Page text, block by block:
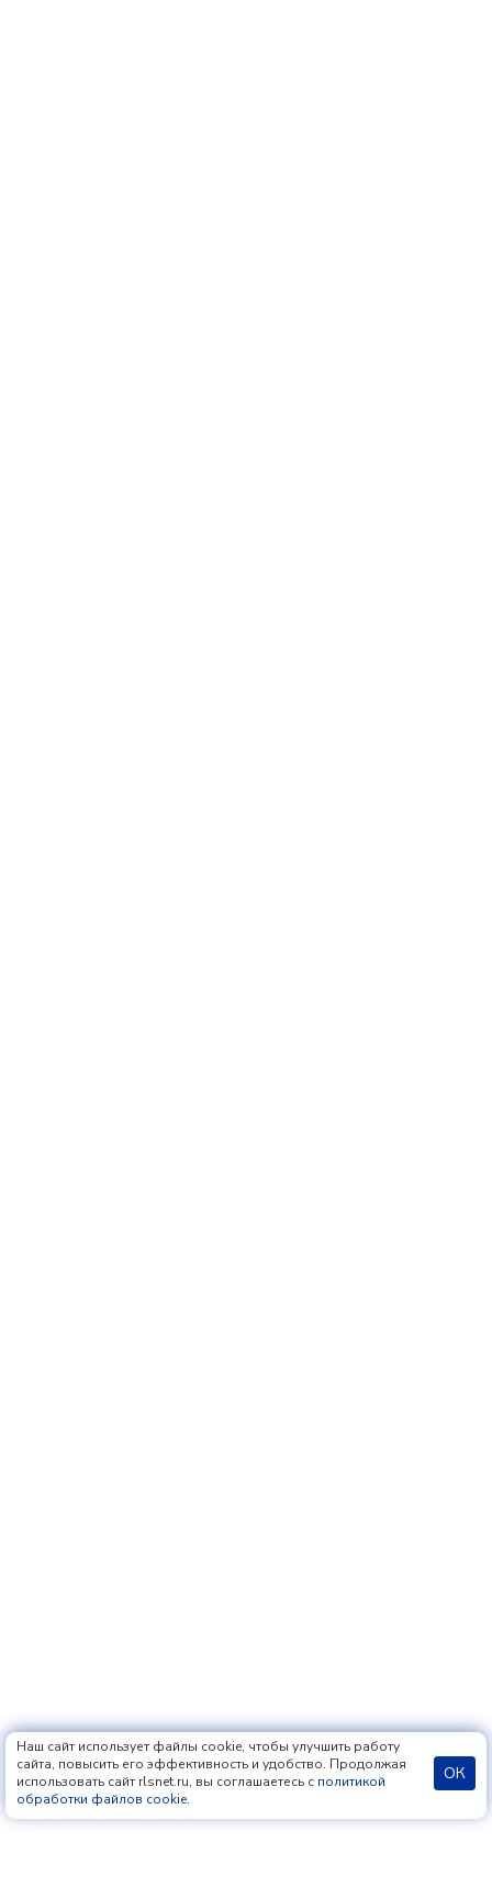
Наш сайт использует файлы cookie, чтобы улучшить работу
сайта, повысить его эффективность и удобство. Продолжая
использовать сайт rlsnet.ru, вы соглашаетесь с политикой
обработки файлов cookie.
ОК